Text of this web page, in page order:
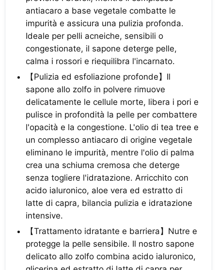
antiacaro a base vegetale combatte le
impurità e assicura una pulizia profonda.
Ideale per pelli acneiche, sensibili o
congestionate, il sapone deterge pelle,
calma i rossori e riequilibra l'incarnato.
【Pulizia ed esfoliazione profonde】Il
sapone allo zolfo in polvere rimuove
delicatamente le cellule morte, libera i pori e
pulisce in profondità la pelle per combattere
l'opacità e la congestione. L'olio di tea tree e
un complesso antiacaro di origine vegetale
eliminano le impurità, mentre l'olio di palma
crea una schiuma cremosa che deterge
senza togliere l'idratazione. Arricchito con
acido ialuronico, aloe vera ed estratto di
latte di capra, bilancia pulizia e idratazione
intensive.
【Trattamento idratante e barriera】Nutre e
protegge la pelle sensibile. Il nostro sapone
delicato allo zolfo combina acido ialuronico,